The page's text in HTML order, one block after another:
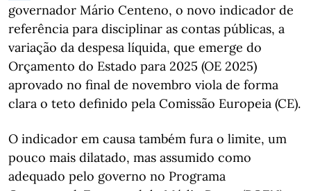
governador Mário Centeno, o novo indicador de
referência para disciplinar as contas públicas, a
variação da despesa líquida, que emerge do
Orçamento do Estado para 2025 (OE 2025)
aprovado no final de novembro viola de forma
clara o teto definido pela Comissão Europeia (CE).
O indicador em causa também fura o limite, um
pouco mais dilatado, mas assumido como
adequado pelo governo no Programa